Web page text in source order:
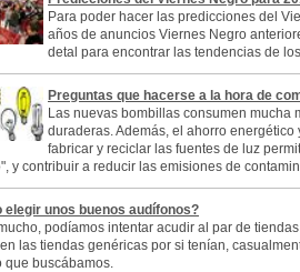
Para poder hacer las predicciones del
años de anuncios Viernes Negro
detal para encontrar las tendencias de
Preguntas que hacerse a la hora de
Las nuevas bombillas consumen mucha
duraderas. Además, el ahorro
fabricar y reciclar las fuentes de luz
y contribuir a reducir las emisiones de
elegir unos buenos audífonos?
podíamos intentar acudir al par de
las tiendas genéricas por si tenían,
que buscábamos.